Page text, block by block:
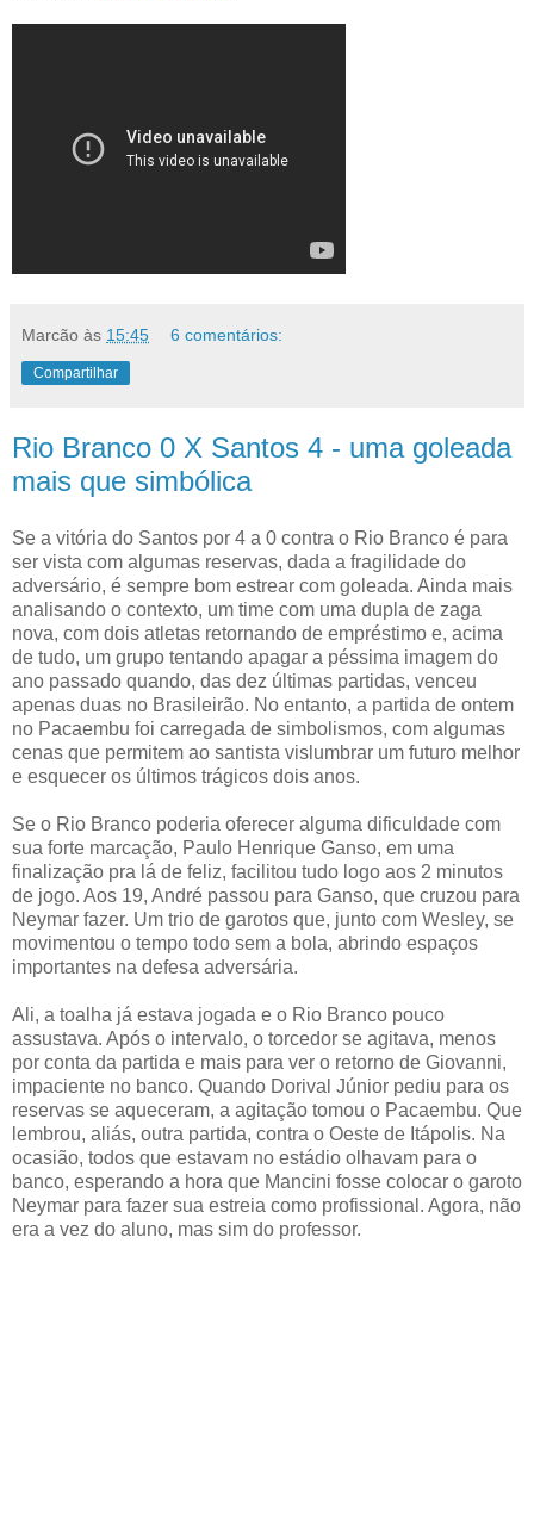
Marcão às 15:45 6 comentários:
Compartilhar
Rio Branco 0 X Santos 4 - uma goleada
mais que simbólica
Se a vitória do Santos por 4 a 0 contra o Rio Branco é para
ser vista com algumas reservas, dada a fragilidade do
adversário, é sempre bom estrear com goleada. Ainda mais
analisando o contexto, um time com uma dupla de zaga
nova, com dois atletas retornando de empréstimo e, acima
de tudo, um grupo tentando apagar a péssima imagem do
ano passado quando, das dez últimas partidas, venceu
apenas duas no Brasileirão. No entanto, a partida de ontem
no Pacaembu foi carregada de simbolismos, com algumas
cenas que permitem ao santista vislumbrar um futuro melhor
e esquecer os últimos trágicos dois anos.
Se o Rio Branco poderia oferecer alguma dificuldade com
sua forte marcação, Paulo Henrique Ganso, em uma
finalização pra lá de feliz, facilitou tudo logo aos 2 minutos
de jogo. Aos 19, André passou para Ganso, que cruzou para
Neymar fazer. Um trio de garotos que, junto com Wesley, se
movimentou o tempo todo sem a bola, abrindo espaços
importantes na defesa adversária.
Ali, a toalha já estava jogada e o Rio Branco pouco
assustava. Após o intervalo, o torcedor se agitava, menos
por conta da partida e mais para ver o retorno de Giovanni,
impaciente no banco. Quando Dorival Júnior pediu para os
reservas se aqueceram, a agitação tomou o Pacaembu. Que
lembrou, aliás, outra partida, contra o Oeste de Itápolis. Na
ocasião, todos que estavam no estádio olhavam para o
banco, esperando a hora que Mancini fosse colocar o garoto
Neymar para fazer sua estreia como profissional. Agora, não
era a vez do aluno, mas sim do professor.